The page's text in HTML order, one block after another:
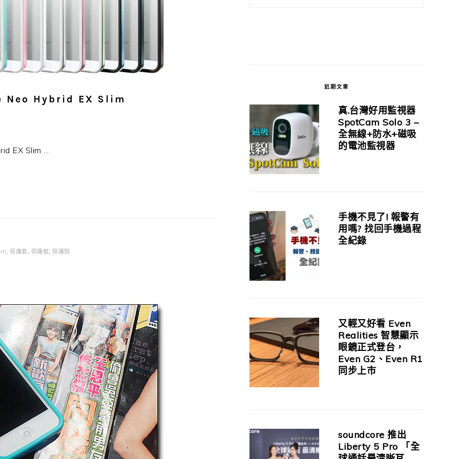
Neo Hybrid EX Slim
EX Slim ...
, 保護套 , 保護框, 保護殼
近期文章
真.台灣好用監視器
SpotCam Solo 3 –
全無線+防水+磁吸
的電池監視器
手機不見了! 報警有
用嗎? 找回手機過程
全紀錄
又輕又好看 Even
Realities 智慧顯示
眼鏡正式登台，
Even G2、Even R1
同步上市
soundcore 推出
Liberty 5 Pro 「全